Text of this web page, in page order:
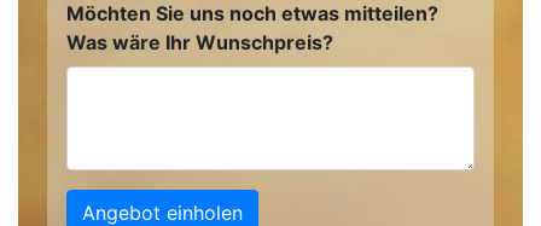
Möchten Sie uns noch etwas mitteilen?
Was wäre Ihr Wunschpreis?
Angebot einholen